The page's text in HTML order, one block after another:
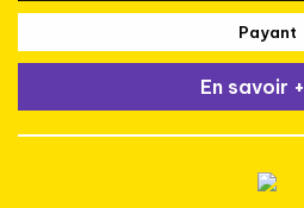
Payant
En savoir +